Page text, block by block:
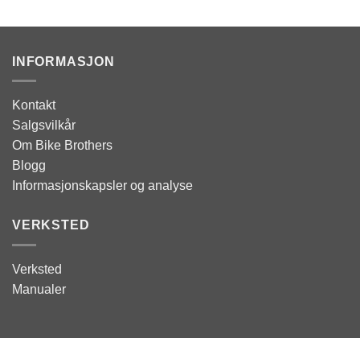
INFORMASJON
Kontakt
Salgsvilkår
Om Bike Brothers
Blogg
Informasjonskapsler og analyse
VERKSTED
Verksted
Manualer